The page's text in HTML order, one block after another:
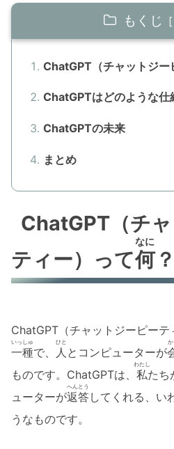
もくじ
ChatGPT（チャットジー
ChatGPTはどのような仕
ChatGPTの未来
まとめ
ChatGPT（チ
ティー）って何
なに
？
ChatGPT（チャットジーピーテ
一種
いっしゅ
で、 人
ひと
とコンピューターが
ものです。ChatGPTは、 私
わたし
たち
ューターが返答
へんとう
してくれる、い
うなものです。